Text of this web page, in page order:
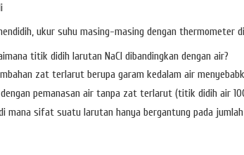
ukur suhu masing-masing dengan thermometer
titik didih larutan NaCl dibandingkan dengan air?
zat terlarut berupa garam kedalam air
pemanasan air tanpa zat terlarut (titik didih air
mana sifat suatu larutan hanya bergantung pada